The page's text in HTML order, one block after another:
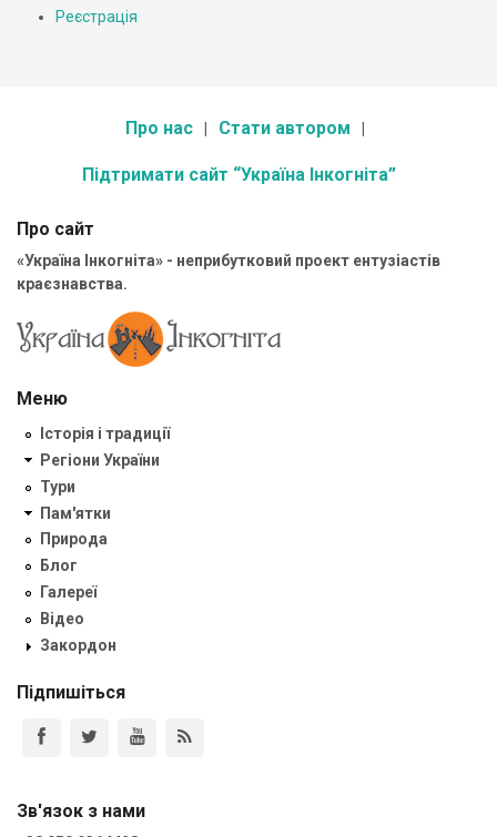
Реєстрація
Про нас Стати автором
Підтримати сайт “Україна Інкогніта”
Про сайт
«Україна Інкогніта» - неприбутковий проект ентузіастів
краєзнавства.
Меню
Історія і традиції
Регіони України
Тури
Пам'ятки
Природа
Блог
Галереї
Відео
Закордон
Підпишіться
Зв'язок з нами